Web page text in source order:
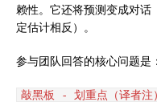
赖性。它还将预测变成对
定估计相反）。
参与团队回答的核心问题是：
敲黑板 - 划重点（译者注）